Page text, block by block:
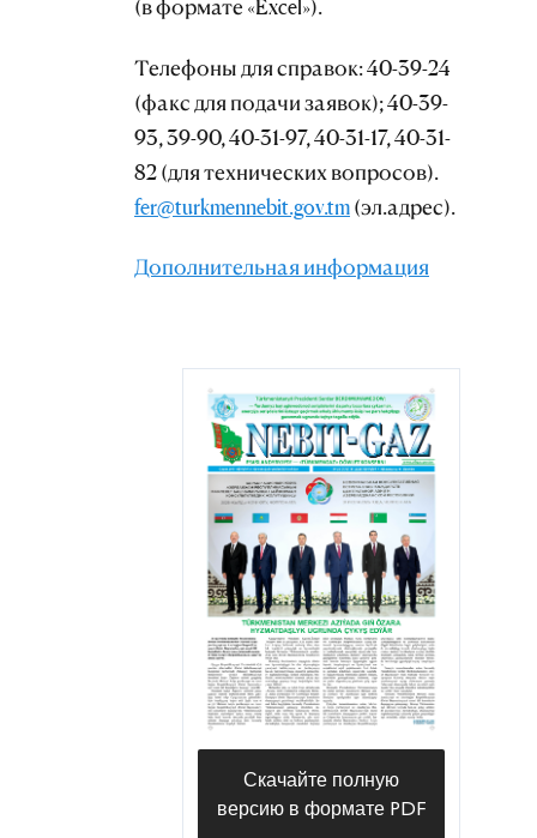
(в формате «Excel»).
Телефоны для справок: 40-39-24
(факс для подачи заявок); 40-39-
93, 39-90, 40-31-97, 40-31-17, 40-31-
82 (для технических вопросов).
fer@turkmennebit.gov.tm(эл.адрес).
Дополнительная информация
Скачайте полную
версию в формате PDF